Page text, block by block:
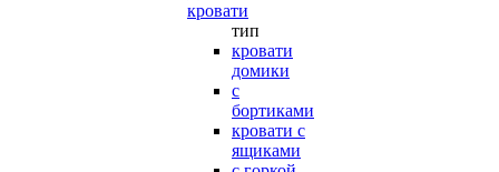
кровати
тип
кровати
домики
с
бортиками
кровати с
ящиками